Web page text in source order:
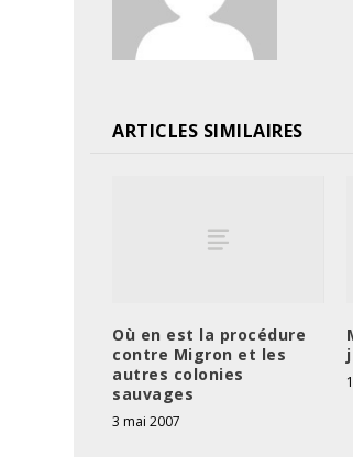
ARTICLES SIMILAIRES
Où en est la procédure
contre Migron et les
autres colonies
sauvages
3 mai 2007